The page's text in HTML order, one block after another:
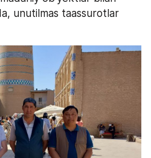
unutilmas taassurotlar